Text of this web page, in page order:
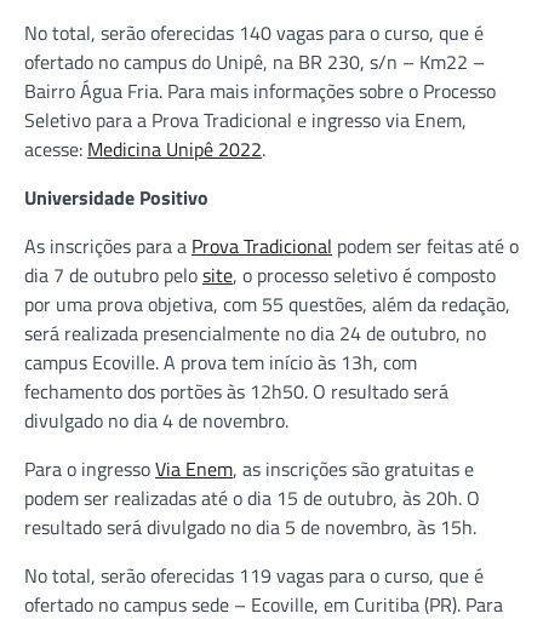
No total, serão oferecidas 140 vagas para o curso, que é
ofertado no campus do Unipê, na BR 230, s/n – Km22 –
Bairro Água Fria. Para mais informações sobre o Processo
Seletivo para a Prova Tradicional e ingresso via Enem,
acesse: Medicina Unipê 2022.
Universidade Positivo
As inscrições para a Prova Tradicional podem ser feitas até o
dia 7 de outubro pelosite, o processo seletivo é composto
por uma prova objetiva, com 55 questões, além da redação,
será realizada presencialmente no dia 24 de outubro, no
campus Ecoville. A prova tem início às 13h, com
fechamento dos portões às 12h50. O resultado será
divulgado no dia 4 de novembro.
Para o ingressoVia Enem, as inscrições são gratuitas e
podem ser realizadas até o dia 15 de outubro, às 20h. O
resultado será divulgado no dia 5 de novembro, às 15h.
No total, serão oferecidas 119 vagas para o curso, que é
ofertado no campus sede – Ecoville, em Curitiba (PR). Para